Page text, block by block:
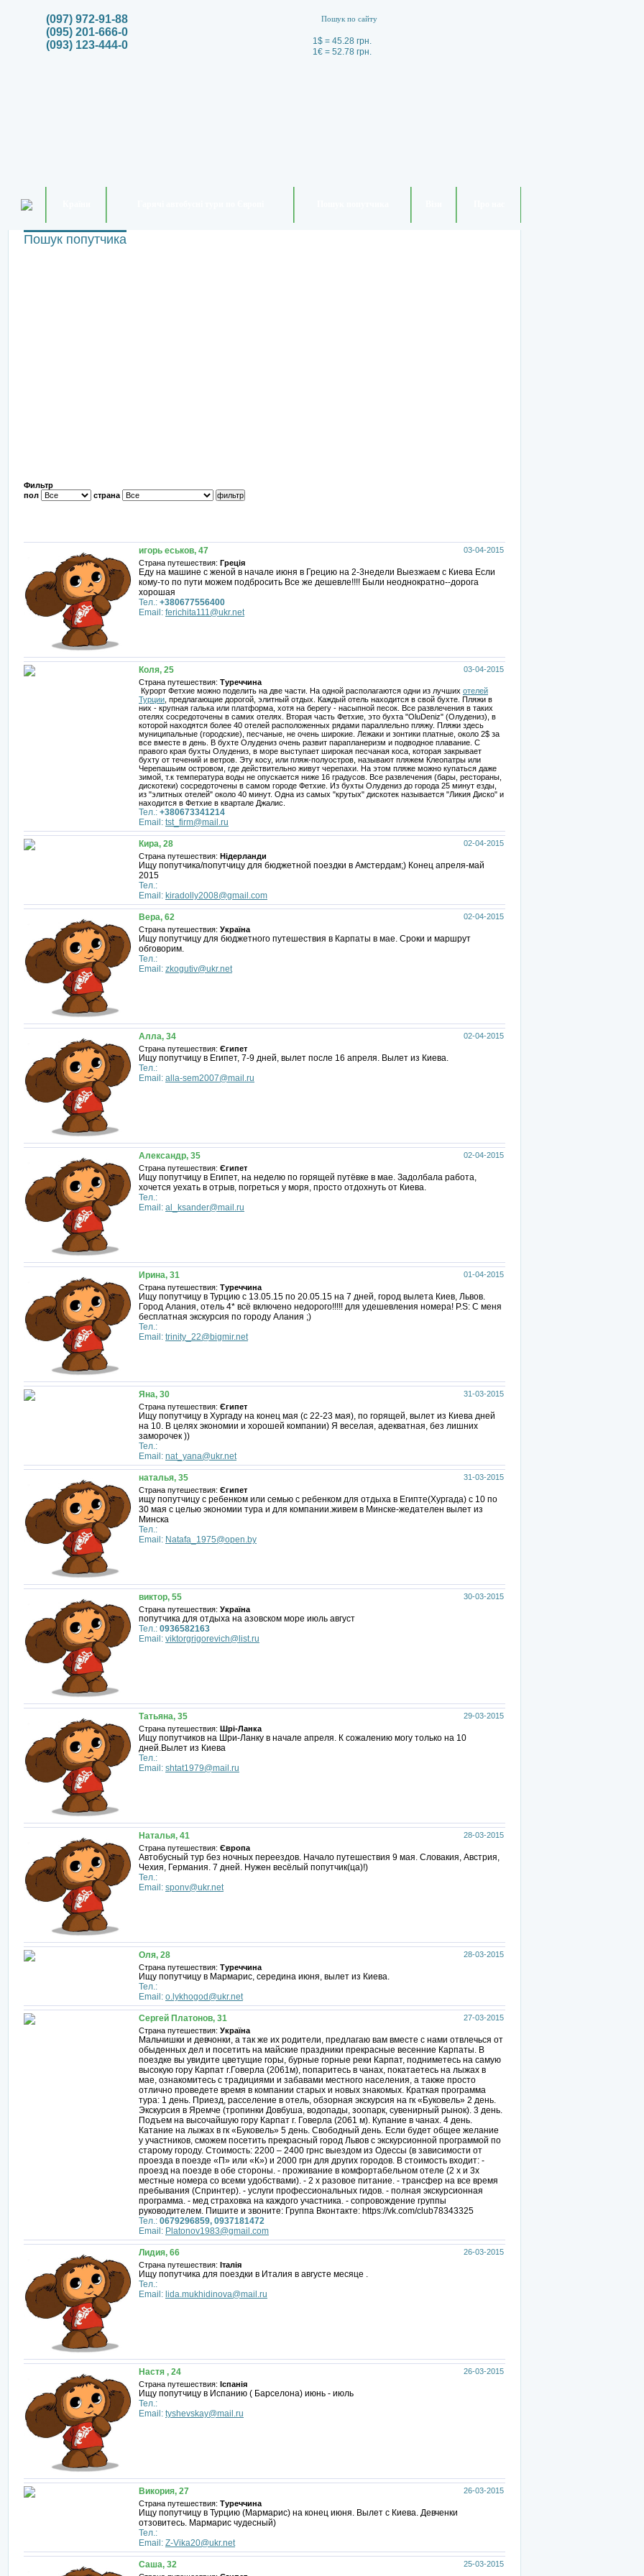
1$ = 45.28 грн.
1€ = 52.78 грн.
(097) 972-91-88
(095) 201-666-0
(093) 123-444-0
Пошук попутчика
Фильтр
пол
страна
03-04-2015
игорь еськов, 47
Страна путешествия: Греція
Еду на машине с женой в начале июня в Грецию на 2-3недели Выезжаем с Киева Если
кому-то по пути можем подбросить Все же дешевле!!!! Были неоднократно--дорога
хорошая
Тел.: +380677556400
Email: ferichita111@ukr.net
03-04-2015
Коля, 25
Страна путешествия: Туреччина
Курорт Фетхие можно поделить на две части. На одной располагаются одни из лучших отелей
Турции , предлагающие дорогой, элитный отдых. Каждый отель находится в свой бухте. Пляжи в
них - крупная галька или платформа, хотя на берегу - насыпной песок. Все развлечения в таких
отелях сосредоточены в самих отелях. Вторая часть Фетхие, это бухта "OluDeniz" (Олудениз), в
которой находятся более 40 отелей расположенных рядами параллельно пляжу. Пляжи здесь
муниципальные (городские), песчаные, не очень широкие. Лежаки и зонтики платные, около 2$ за
все вместе в день. В бухте Олудениз очень развит парапланеризм и подводное плавание. С
правого края бухты Олудениз, в море выступает широкая песчаная коса, которая закрывает
бухту от течений и ветров. Эту косу, или пляж-полуостров, называют пляжем Клеопатры или
Черепашьим островом, где действительно живут черепахи. На этом пляже можно купаться даже
зимой, т.к температура воды не опускается ниже 16 градусов. Все развлечения (бары, рестораны,
дискотеки) сосредоточены в самом городе Фетхие. Из бухты Олудениз до города 25 минут езды,
из "элитных отелей" около 40 минут. Одна из самых "крутых" дискотек называется "Ликия Диско" и
находится в Фетхие в квартале Джалис.
Тел.: +380673341214
Email: tst_firm@mail.ru
02-04-2015
Кира, 28
Страна путешествия: Нідерланди
Ищу попутчика/попутчицу для бюджетной поездки в Амстердам;) Конец апреля-май
2015
Тел.:
Email: kiradolly2008@gmail.com
02-04-2015
Вера, 62
Страна путешествия: Україна
Ищу попутчицу для бюджетного путешествия в Карпаты в мае. Сроки и маршрут
обговорим.
Тел.:
Email: zkogutiv@ukr.net
02-04-2015
Алла, 34
Страна путешествия: Єгипет
Ищу попутчицу в Египет, 7-9 дней, вылет после 16 апреля. Вылет из Киева.
Тел.:
Email: alla-sem2007@mail.ru
02-04-2015
Александр, 35
Страна путешествия: Єгипет
Ищу попутчицу в Египет, на неделю по горящей путёвке в мае. Задолбала работа,
хочется уехать в отрыв, погреться у моря, просто отдохнуть от Киева.
Тел.:
Email: al_ksander@mail.ru
01-04-2015
Ирина, 31
Страна путешествия: Туреччина
Ищу попутчицу в Турцию с 13.05.15 по 20.05.15 на 7 дней, город вылета Киев, Львов.
Город Алания, отель 4* всё включено недорого!!!!! для удешевления номера! P.S: С меня
бесплатная экскурсия по городу Алания ;)
Тел.:
Email: trinity_22@bigmir.net
31-03-2015
Яна, 30
Страна путешествия: Єгипет
Ищу попутчицу в Хургаду на конец мая (с 22-23 мая), по горящей, вылет из Киева дней
на 10. В целях экономии и хорошей компании) Я веселая, адекватная, без лишних
заморочек ))
Тел.:
Email: nat_yana@ukr.net
31-03-2015
наталья, 35
Страна путешествия: Єгипет
ищу попутчицу с ребенком или семью с ребенком для отдыха в Египте(Хургада) с 10 по
30 мая с целью экономии тура и для компании.живем в Минске-жедателен вылет из
Минска
Тел.:
Email: Natafa_1975@open.by
30-03-2015
виктор, 55
Страна путешествия: Україна
попутчика для отдыха на азовском море июль август
Тел.: 0936582163
Email: viktorgrigorevich@list.ru
29-03-2015
Татьяна, 35
Страна путешествия: Шрі-Ланка
Ищу попутчиков на Шри-Ланку в начале апреля. К сожалению могу только на 10
дней.Вылет из Киева
Тел.:
Email: shtat1979@mail.ru
28-03-2015
Наталья, 41
Страна путешествия: Європа
Автобусный тур без ночных переездов. Начало путешествия 9 мая. Словакия, Австрия,
Чехия, Германия. 7 дней. Нужен весёлый попутчик(ца)!)
Тел.:
Email: sponv@ukr.net
28-03-2015
Оля, 28
Страна путешествия: Туреччина
Ищу попутчицу в Мармарис, середина июня, вылет из Киева.
Тел.:
Email: o.lykhogod@ukr.net
27-03-2015
Сергей Платонов, 31
Страна путешествия: Україна
Мальчишки и девчонки, а так же их родители, предлагаю вам вместе с нами отвлечься от
обыденных дел и посетить на майские праздники прекрасные весенние Карпаты. В
поездке вы увидите цветущие горы, бурные горные реки Карпат, подниметесь на самую
высокую гору Карпат г.Говерла (2061м), попаритесь в чанах, покатаетесь на лыжах в
мае, ознакомитесь с традициями и забавами местного населения, а также просто
отлично проведете время в компании старых и новых знакомых. Краткая программа
тура: 1 день. Приезд, расселение в отель, обзорная экскурсия на гк «Буковель» 2 день.
Экскурсия в Яремче (тропинки Довбуша, водопады, зоопарк, сувенирный рынок). 3 день.
Подъем на высочайшую гору Карпат г. Говерла (2061 м). Купание в чанах. 4 день.
Катание на лыжах в гк «Буковель» 5 день. Свободный день. Если будет общее желание
у участников, сможем посетить прекрасный город Львов с экскурсионной программой по
старому городу. Стоимость: 2200 – 2400 грнс выездом из Одессы (в зависимости от
проезда в поезде «П» или «К») и 2000 грн для других городов. В стоимость входит: -
проезд на поезде в обе стороны. - проживание в комфортабельном отеле (2 х и 3х
местные номера со всеми удобствами). - 2 х разовое питание. - трансфер на все время
пребывания (Спринтер). - услуги профессиональных гидов. - полная экскурсионная
программа. - мед страховка на каждого участника. - сопровождение группы
руководителем. Пишите и звоните: Группа Вконтакте: https://vk.com/club78343325
Тел.: 0679296859, 0937181472
Email: Platonov1983@gmail.com
26-03-2015
Лидия, 66
Страна путешествия: Італія
Ищу попутчика для поездки в Италия в августе месяце .
Тел.:
Email: lida.mukhidinova@mail.ru
26-03-2015
Настя , 24
Страна путешествия: Іспанія
Ищу попутчицу в Испанию ( Барселона) июнь - июль
Тел.:
Email: tyshevskay@mail.ru
26-03-2015
Викория, 27
Страна путешествия: Туреччина
Ищу попутчицу в Турцию (Мармарис) на конец июня. Вылет с Киева. Девченки
отзовитесь. Мармарис чудесный)
Тел.:
Email: Z-Vika20@ukr.net
25-03-2015
Саша, 32